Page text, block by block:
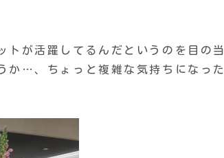
トが活躍してるんだというのを目の当
か…、ちょっと複雑な気持ちになった